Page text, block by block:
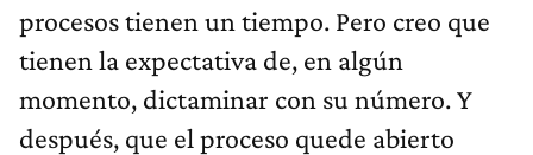
procesos tienen un tiempo. Pero creo que
tienen la expectativa de, en algún
momento, dictaminar con su número. Y
después, que el proceso quede abierto